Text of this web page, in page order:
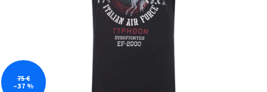
75 €
–37 %